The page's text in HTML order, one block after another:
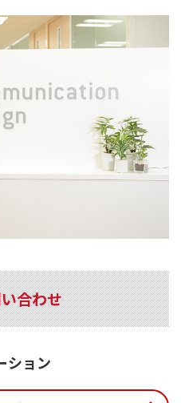
合わせ
ション